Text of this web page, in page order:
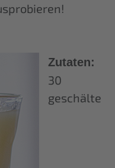
Zutaten:
30
geschälte